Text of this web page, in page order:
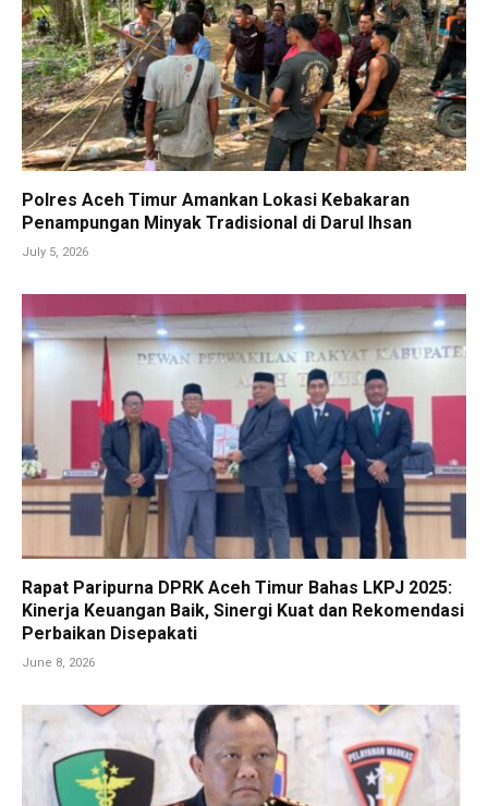
Polres Aceh Timur Amankan Lokasi Kebakaran
Penampungan Minyak Tradisional di Darul Ihsan
July 5, 2026
Rapat Paripurna DPRK Aceh Timur Bahas LKPJ 2025:
Kinerja Keuangan Baik, Sinergi Kuat dan Rekomendasi
Perbaikan Disepakati
June 8, 2026